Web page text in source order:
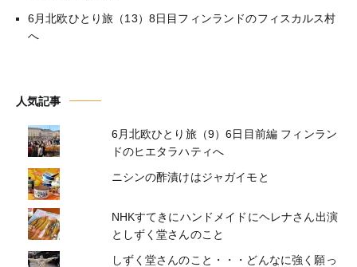
6月北欧ひとり旅（13）8日目フィンランドのフィスカルス村
へ
人気記事
6月北欧ひとり旅（9）6日目前編 フィンラン
ドのヒエタラハティへ
ニシンの酢漬けはジャガイモと
NHKすてきにハンドメイドにヘレナさん出演
としずく堂さんのこと
しずく堂さんのこと・・・どんなに強く願っ